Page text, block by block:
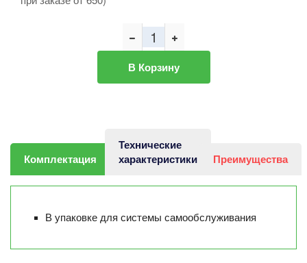
В Корзину
Комплектация
Технические
характеристики
Преимущества
В упаковке для системы самообслуживания